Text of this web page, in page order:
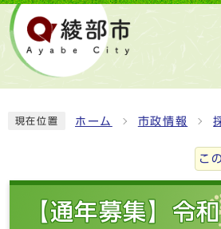
現在位置 ホーム 市政情報
こ
【通年募集】令